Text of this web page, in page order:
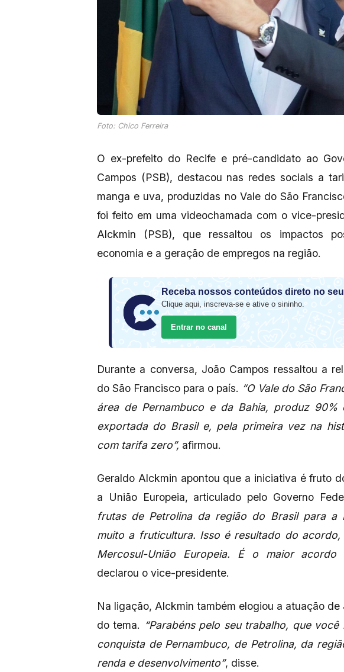
Foto: Chico Ferreira
O ex-prefeito do Recife e pré-candidato ao
Campos (PSB), destacou nas redes sociais a
manga e uva, produzidas no Vale do São
foi feito em uma videochamada com o vice-
Alckmin (PSB), que ressaltou os impactos
economia e a geração de empregos na região.
Receba nossos conteúdos direto no
Clique aqui, inscreva-se e ative o sininho.
Entrar no canal
Durante a conversa, João Campos ressaltou a
do São Francisco para o país. “O Vale do São
área de Pernambuco e da Bahia, produz
exportada do Brasil e, pela primeira vez na
com tarifa zero”, afirmou.
Geraldo Alckmin apontou que a iniciativa é fruto
a União Europeia, articulado pelo Governo
frutas de Petrolina da região do Brasil para a
muito a fruticultura. Isso é resultado do
Mercosul-União Europeia. É o maior
declarou o vice-presidente.
Na ligação, Alckmin também elogiou a atuação
do tema. “Parabéns pelo seu trabalho, que
conquista de Pernambuco, de Petrolina, da
renda e desenvolvimento”, disse.